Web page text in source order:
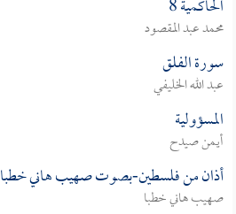
الحاكمية 8
محمد عبد المقصود
سورة الفلق
عبد الله الخليفي
المسؤولية
أيمن صيدح
أذان من فلسطين-بصوت صهيب هاني خطبا
صهيب هاني خطبا